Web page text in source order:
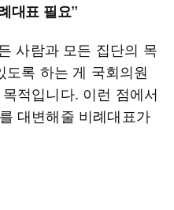
대표 필요”
사람과 모든 집단의 목
록 하는 게 국회의원
적입니다. 이런 점에서
대변해줄 비례대표가